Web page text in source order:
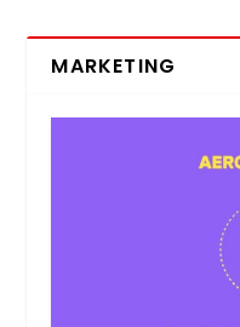
MARKETING